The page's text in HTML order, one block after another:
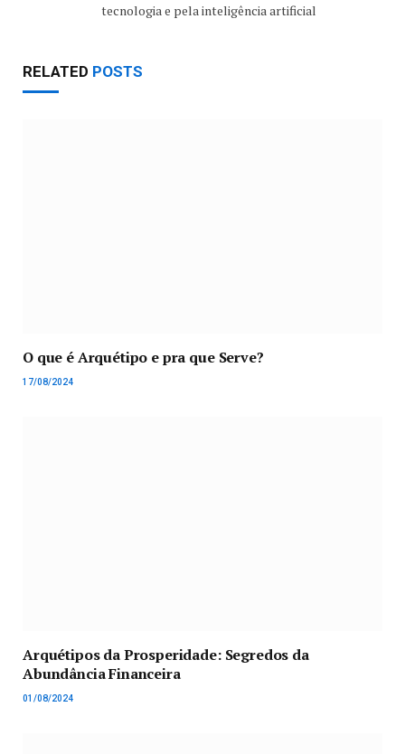
tecnologia e pela inteligência artificial
RELATED POSTS
O que é Arquétipo e pra que Serve?
17/08/2024
Arquétipos da Prosperidade: Segredos da
Abundância Financeira
01/08/2024